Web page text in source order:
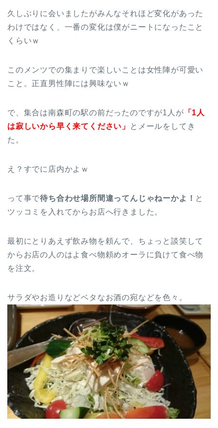
久しぶりに会いましたがみんなそれほど変化があった
わけではなく、一番の変化は僕がニートになったこと
くらいｗ
このメンツでの集まりで楽しいことは女性陣が可愛い
こと。正直男性陣には興味ないｗ
で、集合は南森町の駅の前だったのですが1人が 「1人
は寂しいから早く来てください」
とメールをしてき
た。
え？すでに店内かよｗ
って事で待ち合わせ場所間違ってんじゃねーかよ！ と
ツッコミを入れてからお店へ行きました。
最初にとりあえず飲み物を頼んで、ちょっと談笑して
からお店の人のはよ食べ物頼めオーラに負けて食べ物
を注文。
サラダやお造りなどベタなお酒の宛などを色々。